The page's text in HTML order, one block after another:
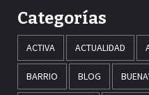
Categorías
ACTIVA ACTUALIDAD
BARRIO BLOG